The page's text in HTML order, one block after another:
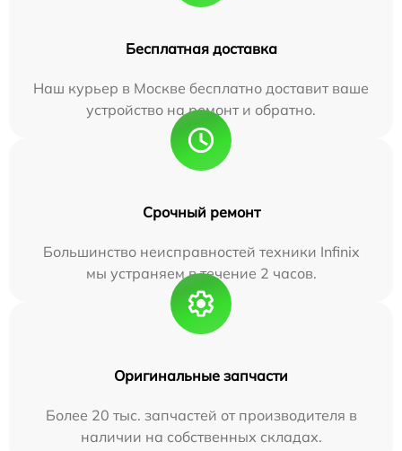
Бесплатная доставка
Наш курьер в Москве бесплатно доставит ваше
устройство на ремонт и обратно.
Срочный ремонт
Большинство неисправностей техники Infinix
мы устраняем в течение 2 часов.
Оригинальные запчасти
Более 20 тыс. запчастей от производителя в
наличии на собственных складах.